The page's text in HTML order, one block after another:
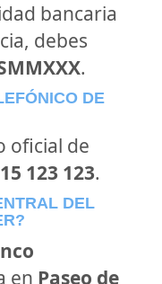
bancaria
debes
.
DE
oficial de
123 123.
DEL
en Paseo de